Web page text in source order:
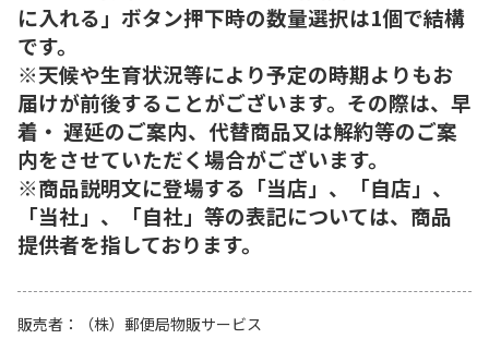
に入れる」ボタン押下時の数量選択は1個で結構
です。
※天候や生育状況等により予定の時期よりもお
届けが前後することがございます。その際は、早
着・ 遅延のご案内、代替商品又は解約等のご案
内をさせていただく場合がございます。
※商品説明文に登場する「当店」、「自店」、
「当社」、「自社」等の表記については、商品
提供者を指しております。
販売者
（株）郵便局物販サービス